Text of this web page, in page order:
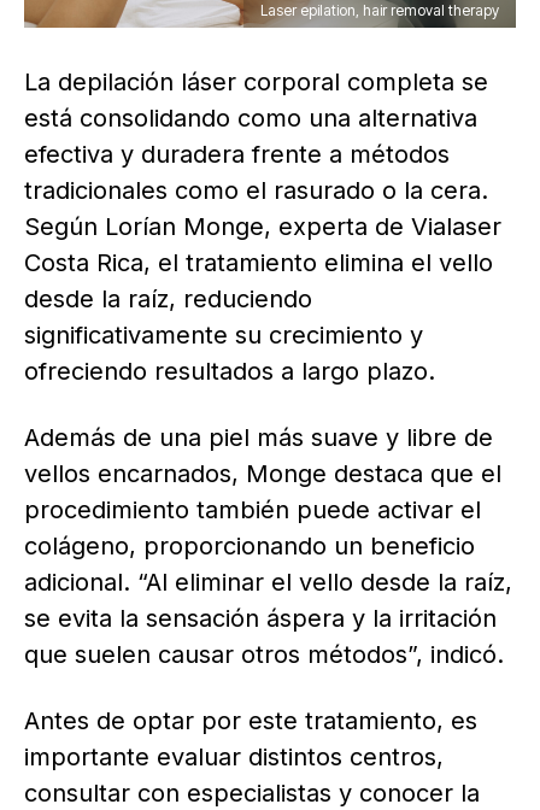
Laser epilation, hair removal therapy
La depilación láser corporal completa se
está consolidando como una alternativa
efectiva y duradera frente a métodos
tradicionales como el rasurado o la cera.
Según Lorían Monge, experta de Vialaser
Costa Rica, el tratamiento elimina el vello
desde la raíz, reduciendo
significativamente su crecimiento y
ofreciendo resultados a largo plazo.
Además de una piel más suave y libre de
vellos encarnados, Monge destaca que el
procedimiento también puede activar el
colágeno, proporcionando un beneficio
adicional. “Al eliminar el vello desde la raíz,
se evita la sensación áspera y la irritación
que suelen causar otros métodos”, indicó.
Antes de optar por este tratamiento, es
importante evaluar distintos centros,
consultar con especialistas y conocer la